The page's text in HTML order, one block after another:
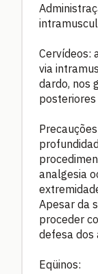
Cervídeos:
via
dardo, nos
analgesia
Apesar da
proceder
defesa dos
Eqüinos: